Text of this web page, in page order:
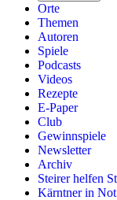
Orte
Themen
Autoren
Spiele
Podcasts
Videos
Rezepte
E-Paper
Club
Gewinnspiele
Newsletter
Archiv
Steirer helfen
Kärntner in Not